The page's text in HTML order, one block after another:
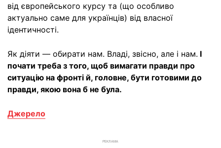
від європейського курсу та (що особливо
актуально саме для українців) від власної
ідентичності.
Як діяти — обирати нам. Владі, звісно, але і нам. І
почати треба з того, щоб вимагати правди про
ситуацію на фронті й, головне, бути готовими до
правди, якою вона б не була.
Джерело
РЕКЛАМА